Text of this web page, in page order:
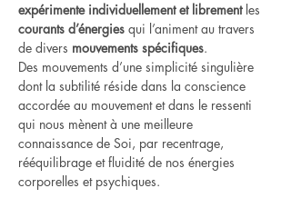
expérimente individuellement et librement les
courants d’énergies qui l’animent au travers
de divers mouvements spécifiques.
Des mouvements d’une simplicité singulière
dont la subtilité réside dans la conscience
accordée au mouvement et dans le ressenti
qui nous mènent à une meilleure
connaissance de Soi, par recentrage,
rééquilibrage et fluidité de nos énergies
corporelles et psychiques.